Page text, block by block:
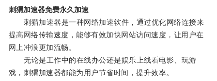
刺猬加速器免费永久加速
刺猬加速器是一种网络加速软件，通过优化网络连接来
提高网络传输速度，能够有效加快网站访问速度，让用户在
网上冲浪更加流畅。
无论是工作中的在线办公还是娱乐上线看电影、玩游
戏，刺猬加速器都能为用户节省时间，提升效率。